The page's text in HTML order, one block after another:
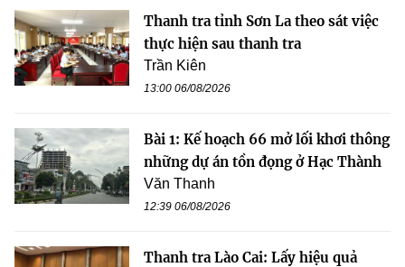
Thanh tra tỉnh Sơn La theo sát việc
thực hiện sau thanh tra
Trần Kiên
13:00 06/08/2026
Bài 1: Kế hoạch 66 mở lối khơi thông
những dự án tồn đọng ở Hạc Thành
Văn Thanh
12:39 06/08/2026
Thanh tra Lào Cai: Lấy hiệu quả